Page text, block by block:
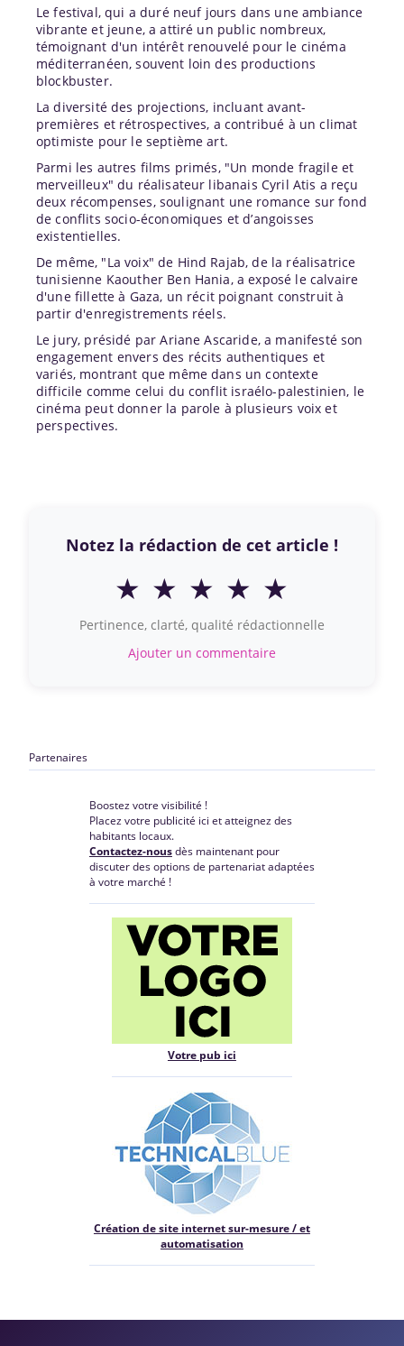
Le festival, qui a duré neuf jours dans une ambiance
vibrante et jeune, a attiré un public nombreux,
témoignant d'un intérêt renouvelé pour le cinéma
méditerranéen, souvent loin des productions
blockbuster.
La diversité des projections, incluant avant-
premières et rétrospectives, a contribué à un climat
optimiste pour le septième art.
Parmi les autres films primés, "Un monde fragile et
merveilleux" du réalisateur libanais Cyril Atis a reçu
deux récompenses, soulignant une romance sur fond
de conflits socio-économiques et d’angoisses
existentielles.
De même, "La voix" de Hind Rajab, de la réalisatrice
tunisienne Kaouther Ben Hania, a exposé le calvaire
d'une fillette à Gaza, un récit poignant construit à
partir d'enregistrements réels.
Le jury, présidé par Ariane Ascaride, a manifesté son
engagement envers des récits authentiques et
variés, montrant que même dans un contexte
difficile comme celui du conflit israélo-palestinien, le
cinéma peut donner la parole à plusieurs voix et
perspectives.
Notez la rédaction de cet article !
★ ★ ★ ★ ★
Pertinence, clarté, qualité rédactionnelle
Ajouter un commentaire
Partenaires
Boostez votre visibilité !
Placez votre publicité ici et atteignez des
habitants locaux.
Contactez-nousdès maintenant pour
discuter des options de partenariat adaptées
à votre marché !
Votre pub ici
Création de site internet sur-mesure / et
automatisation